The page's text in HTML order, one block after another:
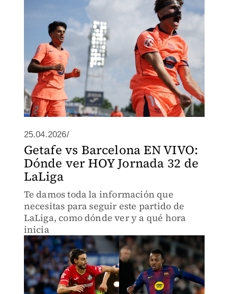
25.04.2026/
Getafe vs Barcelona EN VIVO:
Dónde ver HOY Jornada 32 de
LaLiga
Te damos toda la información que
necesitas para seguir este partido de
LaLiga, como dónde ver y a qué hora
inicia